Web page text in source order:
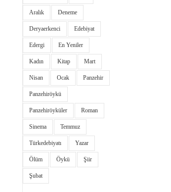
Aralık Deneme
Deryaerkenci Edebiyat
Edergi En Yeniler
Kadın Kitap Mart
Nisan Ocak Panzehir
Panzehiröykü
Panzehiröyküler Roman
Sinema Temmuz
Türkedebiyatı Yazar
Ölüm Öykü Şiir
Şubat